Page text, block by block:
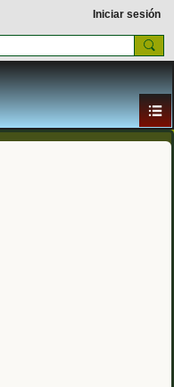
Iniciar sesión